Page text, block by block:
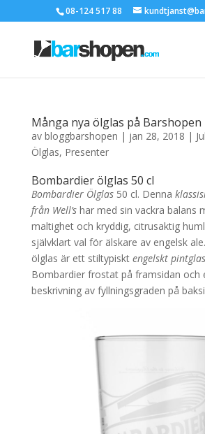
08-124 517 88
Många nya ölglas på Barshopen
av bloggbarshopen | jan 28, 2018 |
Ölglas, Presenter
Bombardier ölglas 50 cl
Bombardier Ölglas50 cl. Denna
från Well’shar med sin vackra balans
maltighet och kryddig, citrusaktig
självklart val för älskare av engelsk
ölglas är ett stiltypiskt engelskt pintglas
Bombardier frostat på framsidan och
beskrivning av fyllningsgraden på